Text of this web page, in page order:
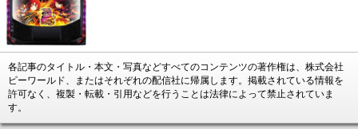
各記事のタイトル・本文・写真などすべてのコンテンツの著作権は、株式会社
ピーワールド、またはそれぞれの配信社に帰属します。掲載されている情報を
許可なく、複製・転載・引用などを行うことは法律によって禁止されていま
す。